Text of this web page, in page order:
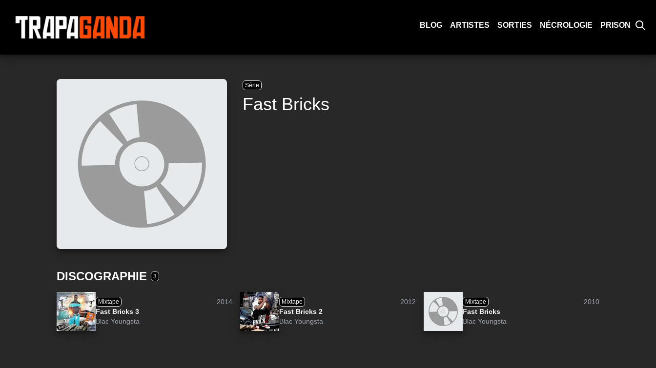
BLOG ARTISTES SORTIES NÉCROLOGIE PRISON
Série
Fast Bricks
DISCOGRAPHIE 3
Mixtape
2014
Fast Bricks 3
Blac Youngsta
Mixtape
2012
Fast Bricks 2
Blac Youngsta
Mixtape
2010
Fast Bricks
Blac Youngsta